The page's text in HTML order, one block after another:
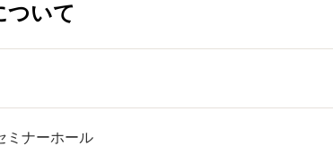
ついて
ミナーホール